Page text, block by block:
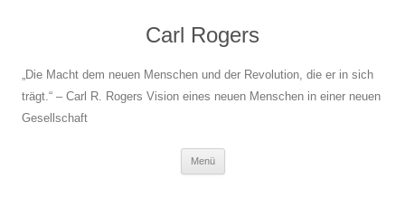
Carl Rogers
„Die Macht dem neuen Menschen und der Revolution, die er in sich
trägt.“ – Carl R. Rogers Vision eines neuen Menschen in einer neuen
Gesellschaft
Menü